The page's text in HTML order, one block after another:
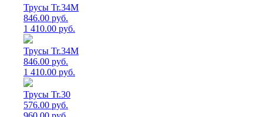
Трусы Tr.34M
846.00 руб.
1 410.00 руб.
Трусы Tr.34M
846.00 руб.
1 410.00 руб.
Трусы Tr.30
576.00 руб.